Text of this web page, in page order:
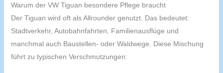
Warum der VW Tiguan besondere Pflege braucht
Der Tiguan wird oft als Allrounder genutzt. Das bedeutet:
Stadtverkehr, Autobahnfahrten, Familienausflüge und
manchmal auch Baustellen- oder Waldwege. Diese Mischung
führt zu typischen Verschmutzungen: